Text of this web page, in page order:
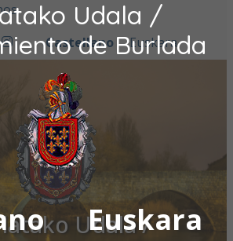
Udala /
de Burlada
Euskara
instagram
Castellano Euskara
Udala /